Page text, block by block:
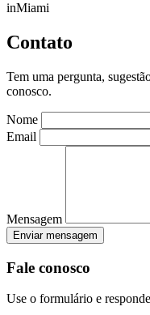
inMiami
Contato
Tem uma pergunta,
conosco.
Nome
Email
Mensagem
Enviar mensagem
Fale conosco
Use o formulário e